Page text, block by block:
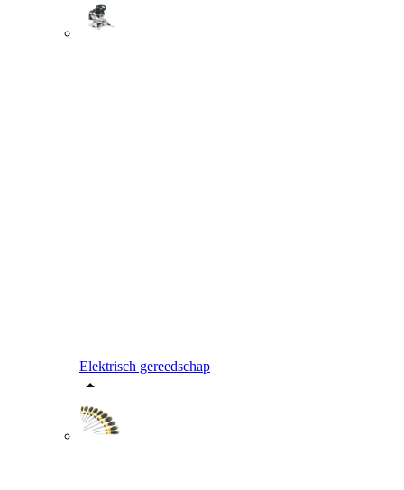
Elektrisch gereedschap